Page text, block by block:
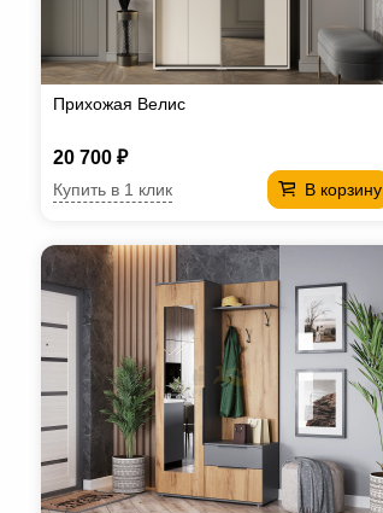
Прихожая Велис
20 700 ₽
В корзину
Купить в 1 клик